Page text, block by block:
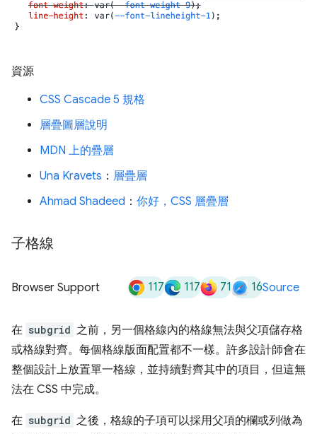
資源
CSS Cascade 5 規格
層疊圖層說明
MDN 上的疊層
Una Kravets ： 層疊層
Ahmad Shadeed ： 你好，CSS 層疊層
子格線
Browser Support 117 117 71 16Source
在 subgrid 之前，另一個格線內的格線無法與父項儲存格
或格線對齊。每個格線版面配置都不一樣。許多設計師會在
整個設計上放置單一格線，並持續對齊其中的項目，但這無
法在 CSS 中完成。
在 subgrid 之後，格線的子項可以採用父項的欄或列做為